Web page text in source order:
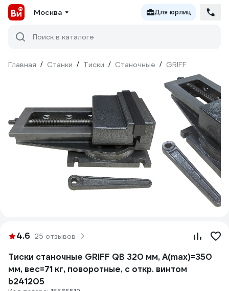
Москва Для юрлиц
Поиск в каталоге
Главная / Станки / Тиски / Станочные / GRIFF
4.6 25 отзывов
Тиски станочные GRIFF QB 320 мм, A(max)=350
мм, вес=71 кг, поворотные, с откр. винтом
b241205